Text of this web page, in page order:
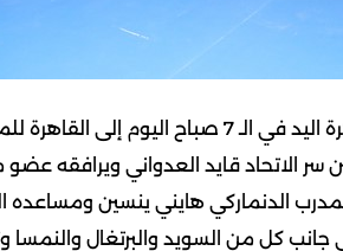
سر الاتحاد قايد العدواني ويرافقه عضو
الدنماركي هايني ينسين
كل من السويد والبرتغال